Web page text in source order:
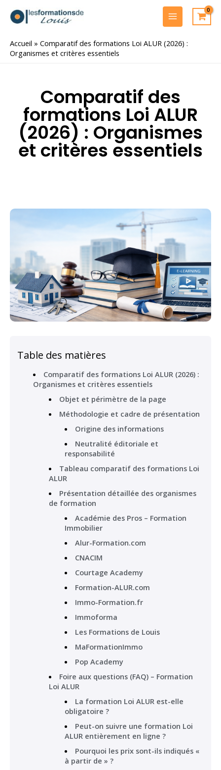
MAIN
MENU
Accueil » Comparatif des formations Loi ALUR (2026) :
Organismes et critères essentiels
Comparatif des
formations Loi ALUR
(2026) : Organismes
et critères essentiels
Table des matières
Comparatif des formations Loi ALUR (2026) :
Organismes et critères essentiels
Objet et périmètre de la page
Méthodologie et cadre de présentation
Origine des informations
Neutralité éditoriale et
responsabilité
Tableau comparatif des formations Loi
ALUR
Présentation détaillée des organismes
de formation
Académie des Pros – Formation
Immobilier
Alur-Formation.com
CNACIM
Courtage Academy
Formation-ALUR.com
Immo-Formation.fr
Immoforma
Les Formations de Louis
MaFormationImmo
Pop Academy
Foire aux questions (FAQ) – Formation
Loi ALUR
La formation Loi ALUR est-elle
obligatoire ?
Peut-on suivre une formation Loi
ALUR entièrement en ligne ?
Pourquoi les prix sont-ils indiqués «
à partir de » ?